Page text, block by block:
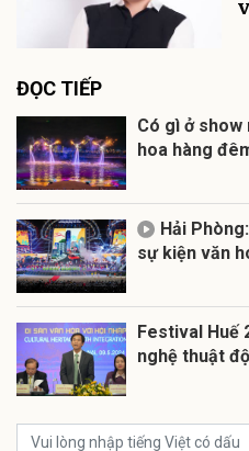
ĐỌC TIẾP
Có gì ở show
hoa hàng
Hải
sự kiện văn
Festival Huế
nghệ thuật